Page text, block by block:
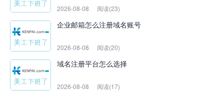
2026-08-08 阅读(23)
企业邮箱怎么注册域名账号
2026-08-08 阅读(20)
域名注册平台怎么选择
2026-08-08 阅读(17)